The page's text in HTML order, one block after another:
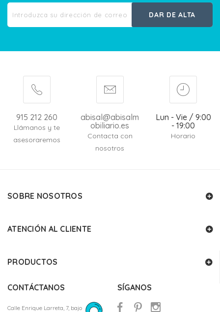
DAR DE ALTA
915 212 260
Llámanos y te
asesoraremos
abisal@abisalm
obiliario.es
Contacta con
nosotros
Lun - Vie / 9:00
- 19:00
Horario
SOBRE NOSOTROS
ATENCIÓN AL CLIENTE
PRODUCTOS
CONTÁCTANOS
Calle Enrique Larreta, 7, bajo
SÍGANOS